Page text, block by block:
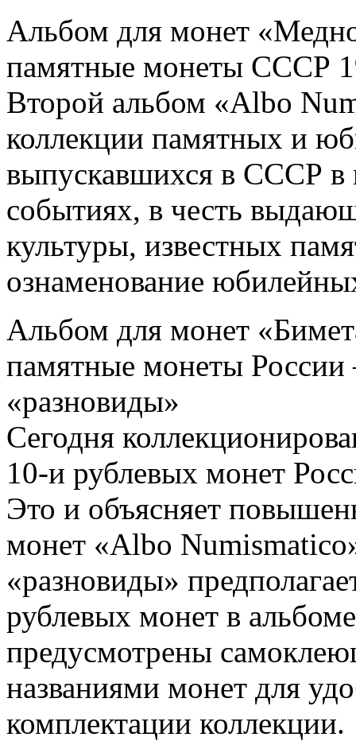
Альбом для монет
памятные монеты СССР
Второй альбом «Albo
коллекции памятных и
выпускавшихся в СССР в
событиях, в честь
культуры, известных
ознаменование
Альбом для монет
памятные монеты
«разновиды»
Сегодня
10-и рублевых монет
Это и объясняет
монет «Albo
«разновиды»
рублевых монет в
предусмотрены
названиями монет для
комплектации коллекции.